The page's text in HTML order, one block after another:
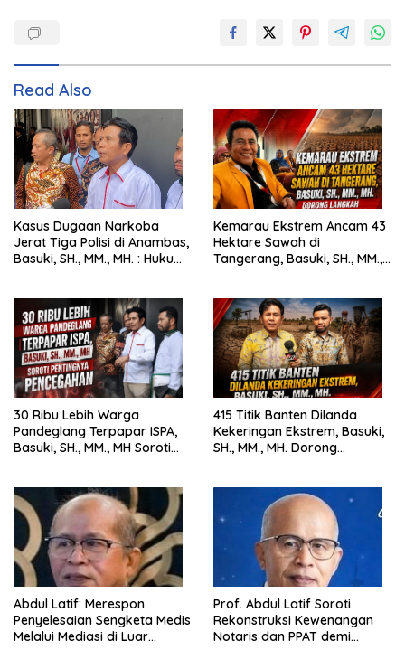
Read Also
Kasus Dugaan Narkoba
Jerat Tiga Polisi di Anambas,
Basuki, SH., MM., MH. : Hukum
Kemarau Ekstrem Ancam 43
Hektare Sawah di
Tangerang, Basuki, SH., MM.,
30 Ribu Lebih Warga
Pandeglang Terpapar ISPA,
Basuki, SH., MM., MH Soroti
415 Titik Banten Dilanda
Kekeringan Ekstrem, Basuki,
SH., MM., MH. Dorong
Abdul Latif: Merespon
Penyelesaian Sengketa Medis
Melalui Mediasi di Luar
Prof. Abdul Latif Soroti
Rekonstruksi Kewenangan
Notaris dan PPAT demi